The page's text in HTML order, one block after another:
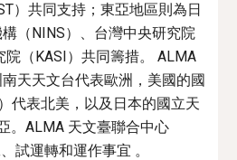
）共同支持；東亞地區則為日
（NINS）、台灣中央研究院
院（KASI）共同籌措。 ALMA
天天文台代表歐洲，美國的國
代表北美，以及日本的國立天
。ALMA 天文臺聯合中心
試運轉和運作事宜 。